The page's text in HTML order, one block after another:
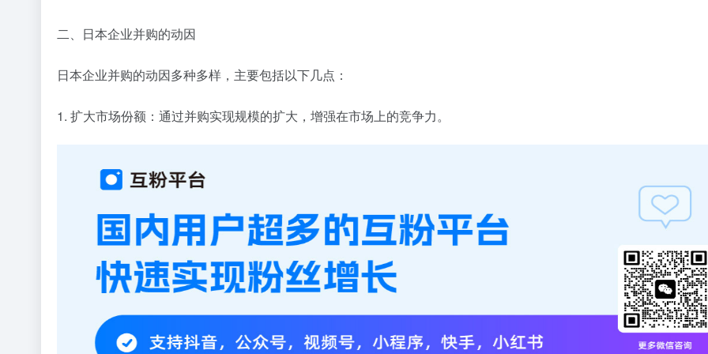
二、日本企业并购的动因
日本企业并购的动因多种多样，主要包括以下几点：
1. 扩大市场份额：通过并购实现规模的扩大，增强在市场上的竞争力。